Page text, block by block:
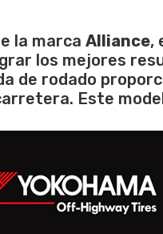
la marca Alliance,
los mejores
de rodado
Este